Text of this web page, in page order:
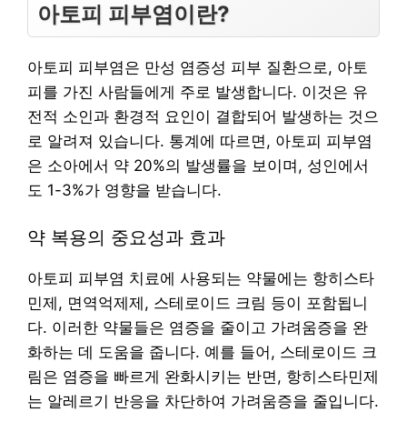
아토피 피부염이란?
아토피 피부염은 만성 염증성 피부 질환으로, 아토
피를 가진 사람들에게 주로 발생합니다. 이것은 유
전적 소인과 환경적 요인이 결합되어 발생하는 것으
로 알려져 있습니다. 통계에 따르면, 아토피 피부염
은 소아에서 약 20%의 발생률을 보이며, 성인에서
도 1-3%가 영향을 받습니다.
약 복용의 중요성과 효과
아토피 피부염 치료에 사용되는 약물에는 항히스타
민제, 면역억제제, 스테로이드 크림 등이 포함됩니
다. 이러한 약물들은 염증을 줄이고 가려움증을 완
화하는 데 도움을 줍니다. 예를 들어, 스테로이드 크
림은 염증을 빠르게 완화시키는 반면, 항히스타민제
는 알레르기 반응을 차단하여 가려움증을 줄입니다.